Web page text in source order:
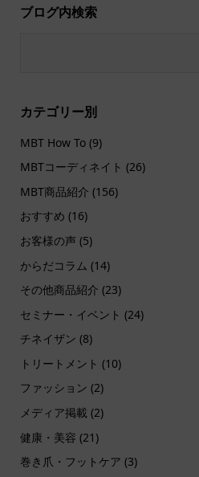
ブログ内検索
カテゴリー別
MBT How To(9)
MBTコーディネイト (26)
MBT商品紹介 (156)
おすすめ (16)
お客様の声(5)
からだコラム (14)
その他商品紹介 (23)
セミナー・イベント (24)
チネイザン (8)
トリートメント (10)
ファッション (2)
メディア掲載 (2)
健康・美容 (21)
巻き爪・フットケア (3)